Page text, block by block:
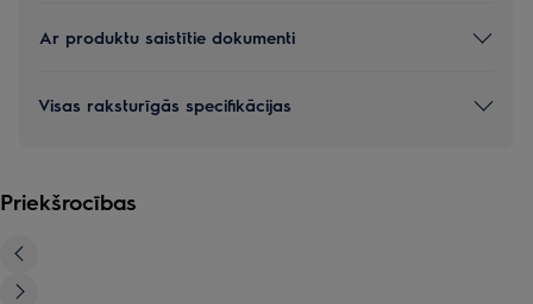
Ar produktu saistītie dokumenti
Visas raksturīgās specifikācijas
Priekšrocības